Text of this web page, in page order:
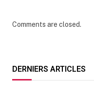
Comments are closed.
DERNIERS ARTICLES